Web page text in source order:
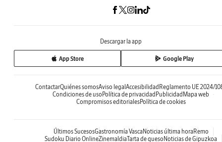
Descargar la app
App Store Google Play
ContactarQuiénes somosAviso legal Accesibilidad Reglamento UE 2024/
Condiciones de uso Política de privacidad Publicidad Mapa web
Compromisos editorialesPolítica de cookies
Últimos SucesosGastronomía Vasca Noticias última hora Remo
Sudoku Diario OnlineZinemaldiaTarta de queso Noticias de Gipuzkoa